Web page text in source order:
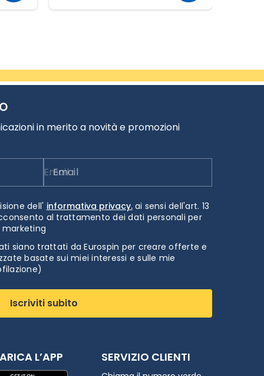
in merito a novità e promozioni
Email
dell' informativa privacy.ai sensi dell'art. 13
al trattamento dei dati personali per
siano trattati da Eurospin per creare offerte e
basate sui miei interessi e sulle mie
Iscriviti subito
L’APP SERVIZIO CLIENTI